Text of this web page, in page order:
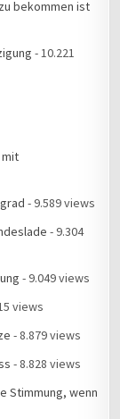
bekommen ist
- 10.221
mit
- 9.589 views
- 9.304
- 9.049 views
views
- 8.879 views
- 8.828 views
Stimmung, wenn